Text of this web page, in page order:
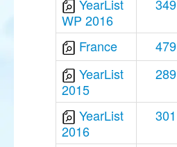
YearList
WP 2016
349
France 479
YearList
2015
289
YearList
2016
301